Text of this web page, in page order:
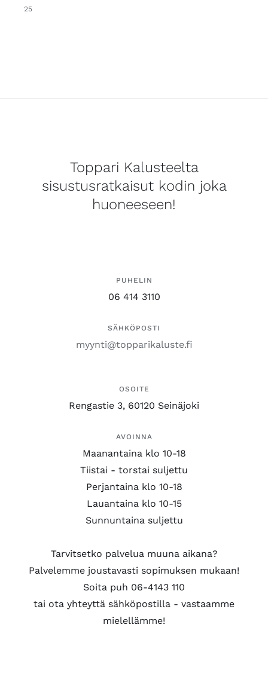
25
Toppari Kalusteelta
sisustusratkaisut kodin joka
huoneeseen!
PUHELIN
06 414 3110
SÄHKÖPOSTI
myynti@topparikaluste.fi
OSOITE
Rengastie 3, 60120 Seinäjoki
AVOINNA
Maanantaina klo 10-18
Tiistai - torstai suljettu
Perjantaina klo 10-18
Lauantaina klo 10-15
Sunnuntaina suljettu
Tarvitsetko palvelua muuna aikana?
Palvelemme joustavasti sopimuksen mukaan!
Soita puh 06-4143 110
tai ota yhteyttä sähköpostilla - vastaamme
mielellämme!